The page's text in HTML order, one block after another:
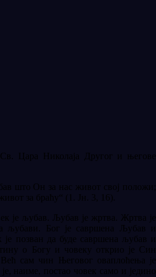
Св. Цара Николаја Другог и његове
што Он за нас живот свој положи;
за браћу“ (1. Јн. 3, 16).
љубав. Љубав је жртва. Жртва је
љубави. Бог је савршена Љубав и
позван да буде савршена љубав и
о Богу и човеку открио је Син
сам чин Његовог оваплоћења је
наиме, постао човек само и једино